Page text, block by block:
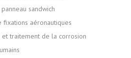
sandwich
aéronautiques
et traitement de la corrosion